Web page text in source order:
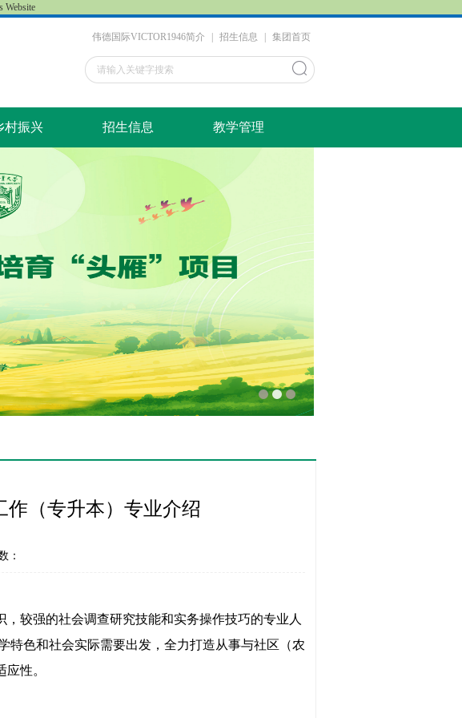
​伟德国际VICTOR1946简介 招生信息 集团首页
村振兴 招生信息 教学管理
作（专升本）专业介绍
：
较强的社会调查研究技能和实务操作技巧的专业人
特色和社会实际需要出发，全力打造从事与社区（农
性。